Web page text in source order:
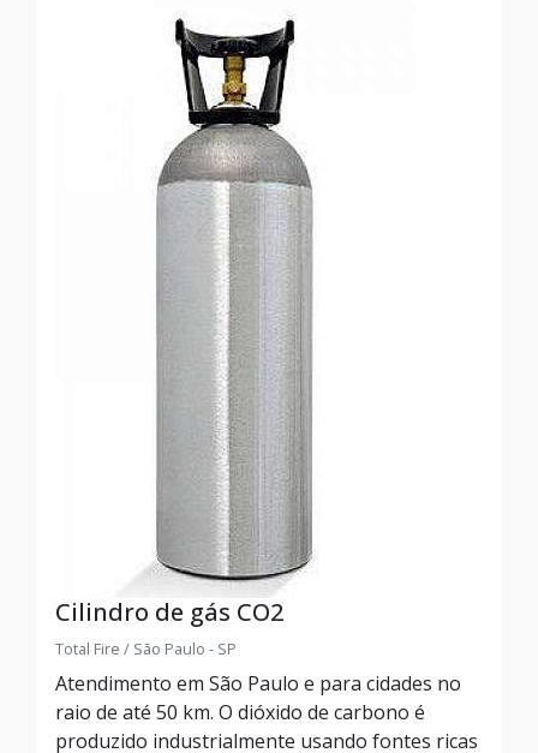
Cilindro de gás CO2
Total Fire / São Paulo - SP
Atendimento em São Paulo e para cidades no
raio de até 50 km. O dióxido de carbono é
produzido industrialmente usando fontes ricas